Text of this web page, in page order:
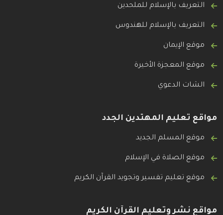
التعريف بالإسلام للملحدين
التعريف بالإسلام للهندوس
موقع الإيمان
موقع المعجزة الأخيرة
الشات الدعوي
مواقع تعليم المهتدين الجدد
موقع المسلم الجديد
موقع الصلاة في الإسلام
موقع تعليم تفسير وتجويد القرآن الكريم
مواقع نشر وتعليم القرآن الكريم